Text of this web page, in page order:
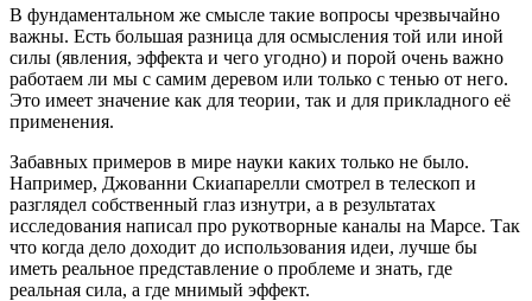
В фундаментальном же смысле такие вопросы чрезвычайно
важны. Есть большая разница для осмысления той или иной
силы (явления, эффекта и чего угодно) и порой очень важно
работаем ли мы с самим деревом или только с тенью от него.
Это имеет значение как для теории, так и для прикладного её
применения.
Забавных примеров в мире науки каких только не было.
Например, Джованни Скиапарелли смотрел в телескоп и
разглядел собственный глаз изнутри, а в результатах
исследования написал про рукотворные каналы на Марсе. Так
что когда дело доходит до использования идеи, лучше бы
иметь реальное представление о проблеме и знать, где
реальная сила, а где мнимый эффект.